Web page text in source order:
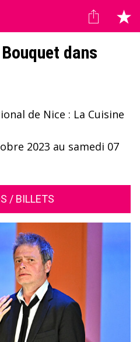
dans
de Nice : La Cuisine
/ BILLETS